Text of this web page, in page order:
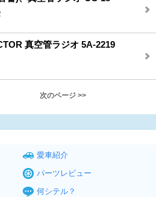
真空管ラジオ 5A-2219
次のページ >>
愛車紹介
パーツレビュー
何シテル？